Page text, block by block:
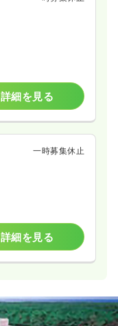
詳細を見る
一時募集休止
詳細を見る